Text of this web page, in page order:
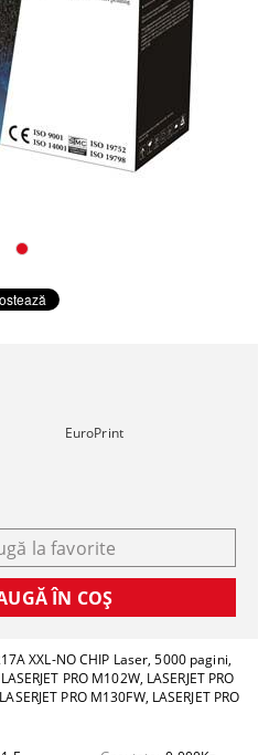
XXL-NO CHIP Laser, 5000 pagini,
PRO M102W, LASERJET PRO
PRO M130FW, LASERJET PRO
EuroPrint
la favorite